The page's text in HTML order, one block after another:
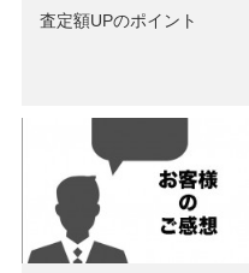
査定額UPのポイント